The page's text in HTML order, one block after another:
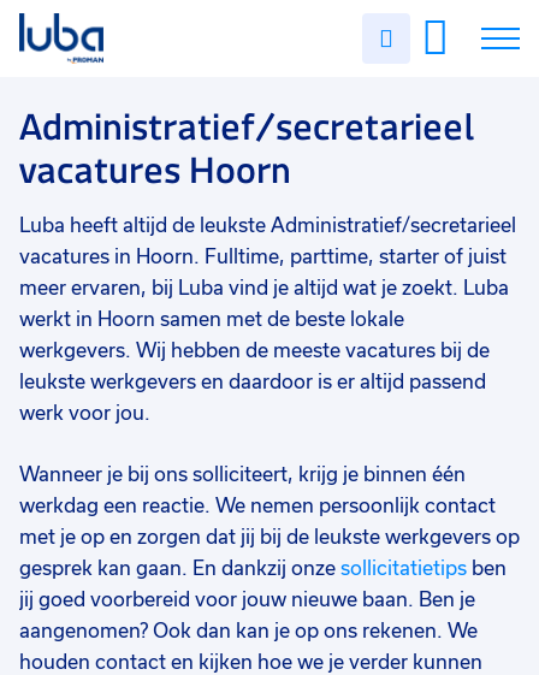
Uren
Vacatures
Over ons
Voor werkgevers
Contact
Administratief/secretarieel
vacatures Hoorn
Luba heeft altijd de leukste Administratief/secretarieel
vacatures in Hoorn. Fulltime, parttime, starter of juist
meer ervaren, bij Luba vind je altijd wat je zoekt. Luba
werkt in Hoorn samen met de beste lokale
werkgevers. Wij hebben de meeste vacatures bij de
leukste werkgevers en daardoor is er altijd passend
werk voor jou.
Wanneer je bij ons solliciteert, krijg je binnen één
werkdag een reactie. We nemen persoonlijk contact
met je op en zorgen dat jij bij de leukste werkgevers op
gesprek kan gaan. En dankzij onze sollicitatietips ben
jij goed voorbereid voor jouw nieuwe baan. Ben je
aangenomen? Ook dan kan je op ons rekenen. We
houden contact en kijken hoe we je verder kunnen
Filter vacatures
Vakgebied 0
Administratief/secretarieel
Opleidingsniveau 0
Uitzicht op vast 1
Uren per week 0
9 - 16 uur 1